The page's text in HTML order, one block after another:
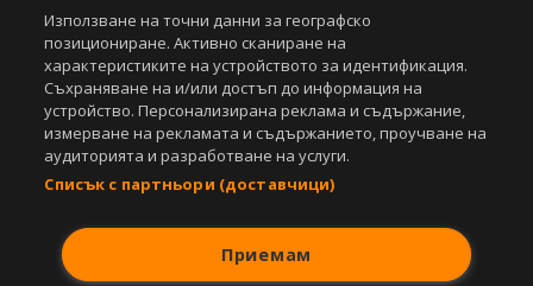
публикувани в сайта, е строго забранено. Нарушителите ще бъдат
санкционирани с цялата строгост на закона.
СвалиБЕЗПЛАТНОТО приложение за:
Android
Powered by:
Използване на точни данни за географско
позициониране. Активно сканиране на
характеристиките на устройството за идентификация.
Съхраняване на и/или достъп до информация на
устройство. Персонализирана реклама и съдържание,
измерване на рекламата и съдържанието, проучване на
аудиторията и разработване на услуги.
Списък с партньори (доставчици)
Приемам